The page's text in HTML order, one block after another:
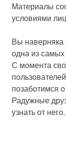
Материалы
условиями
Вы
одна из
С момента
позаботимся
Радужные
узнать от него.